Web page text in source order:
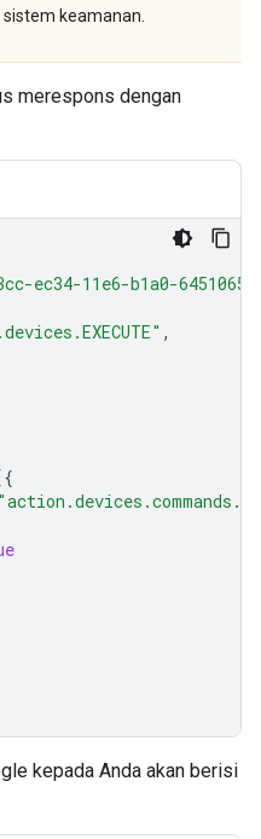
keamanan.
merespons dengan
ec34-11e6-b1a0-
,
kepada Anda akan berisi